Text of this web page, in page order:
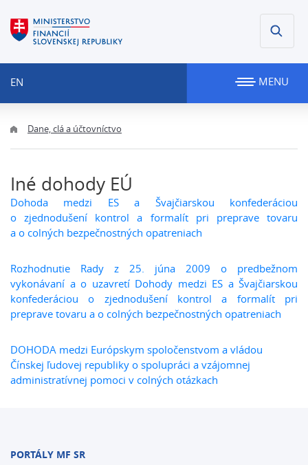
EN MENU
Dane, clá a účtovníctvo
Iné dohody EÚ
Dohoda medzi ES a Švajčiarskou konfederáciou
o zjednodušení kontrol a formalít pri preprave tovaru
a o colných bezpečnostných opatreniach
Rozhodnutie Rady z 25. júna 2009 o predbežnom
vykonávaní a o uzavretí Dohody medzi ES a Švajčiarskou
konfederáciou o zjednodušení kontrol a formalít pri
preprave tovaru a o colných bezpečnostných opatreniach
DOHODA medzi Európskym spoločenstvom a vládou
Čínskej ľudovej republiky o spolupráci a vzájomnej
administratívnej pomoci v colných otázkach
PORTÁLY MF SR